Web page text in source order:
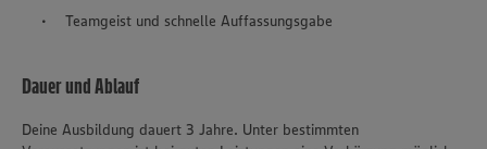
Teamgeist und schnelle Auffassungsgabe
Dauer und Ablauf
Deine Ausbildung dauert 3 Jahre. Unter bestimmten